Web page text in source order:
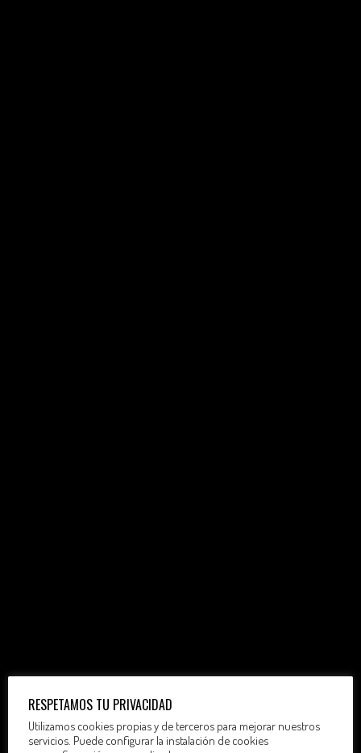
RESPETAMOS TU PRIVACIDAD
Utilizamos cookies propias y de terceros para mejorar nuestros
servicios. Puede configurar la instalación de cookies